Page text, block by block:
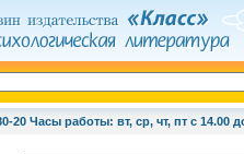
20 Часы работы: вт, ср, чт, пт с 14.00